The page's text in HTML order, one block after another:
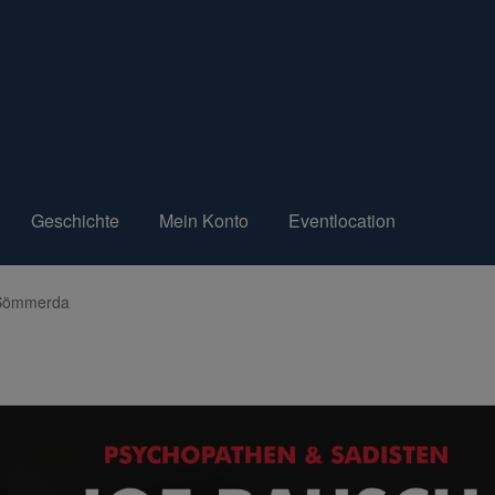
Geschichte Mein Konto Eventlocation